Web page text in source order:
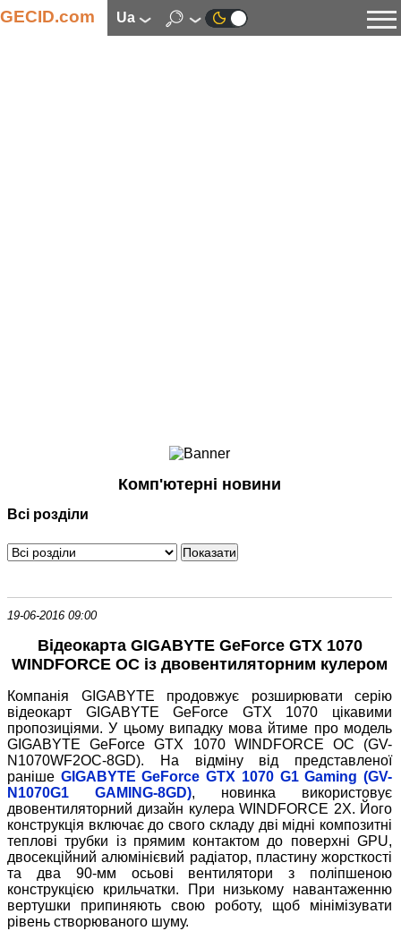
GECID.com ua
Смартфони
Периферія
Програмне забезпечення
Комп'ютерні новини
Всі розділи
19-06-2016 09:00
Відеокарта GIGABYTE GeForce GTX 1070
WINDFORCE OC із двовентиляторним кулером
Компанія GIGABYTE продовжує розширювати серію
відеокарт GIGABYTE GeForce GTX 1070 цікавими
пропозиціями. У цьому випадку мова йтиме про модель
GIGABYTE GeForce GTX 1070 WINDFORCE OC (GV-
N1070WF2OC-8GD). На відміну від представленої
раніше GIGABYTE GeForce GTX 1070 G1 Gaming (GV-
N1070G1 GAMING-8GD), новинка використовує
двовентиляторний дизайн кулера WINDFORCE 2X. Його
конструкція включає до свого складу дві мідні композитні
теплові трубки із прямим контактом до поверхні GPU,
двосекційний алюмінієвий радіатор, пластину жорсткості
та два 90-мм осьові вентилятори з поліпшеною
конструкцією крильчатки. При низькому навантаженню
вертушки припиняють свою роботу, щоб мінімізувати
рівень створюваного шуму.